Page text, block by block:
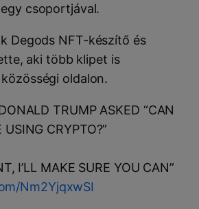
csoportjával.
Degods NFT-készítő és
aki több klipet is
oldalon.
TRUMP ASKED “CAN
CRYPTO?”
I’LL MAKE SURE YOU CAN”
Nm2YjqxwSI